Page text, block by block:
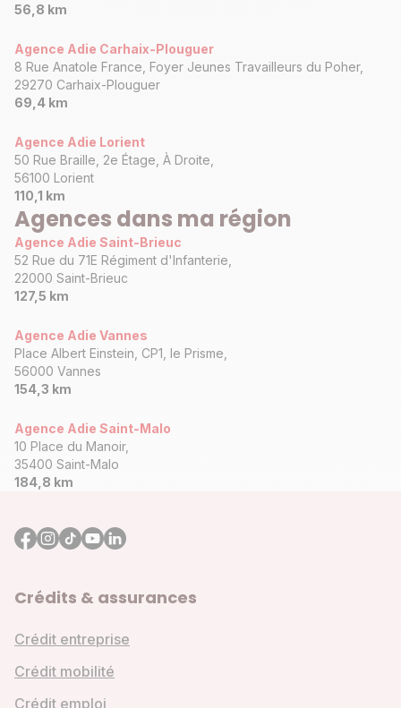
56,8 km
Agence Adie Carhaix-Plouguer
8 Rue Anatole France, Foyer Jeunes Travailleurs du Poher,
29270 Carhaix-Plouguer
69,4 km
Agence Adie Lorient
50 Rue Braille, 2e Étage, À Droite,
56100 Lorient
110,1 km
Agences dans ma région
Agence Adie Saint-Brieuc
52 Rue du 71E Régiment d'Infanterie,
22000 Saint-Brieuc
127,5 km
Agence Adie Vannes
Place Albert Einstein, CP1, le Prisme,
56000 Vannes
154,3 km
Agence Adie Saint-Malo
10 Place du Manoir,
35400 Saint-Malo
184,8 km
Crédits & assurances
Crédit entreprise
Crédit mobilité
Crédit emploi